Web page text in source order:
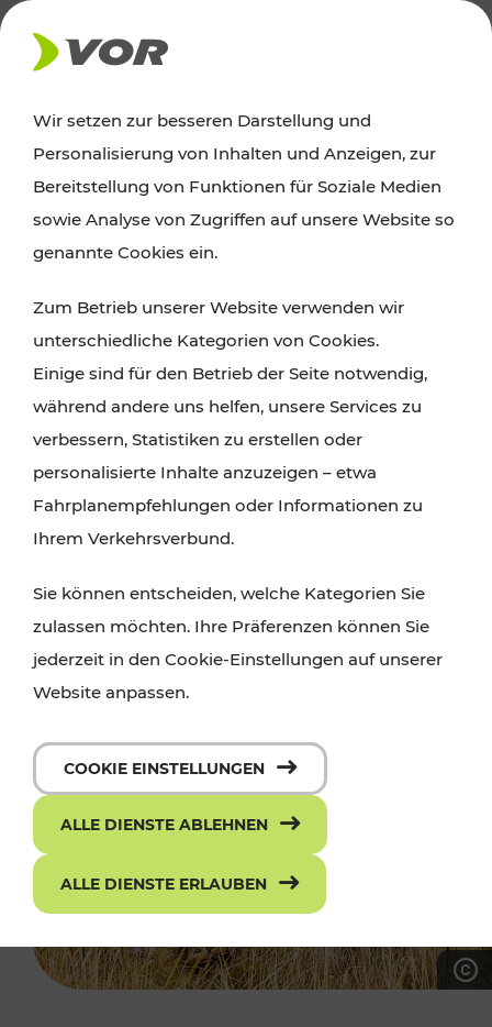
AKTUELLES
Ausflugstipps
Wien, Niederösterreich und das Burgenland
Wanderungen, Kultur und Gastronomie,
Radtouren oder purer Naturgenuss – viele
Attraktionen sind mit den Ticket- und Fahrplan-
Angeboten des VOR gut und schnell erreichbar.
Wir setzen zur besseren Darstellung und
Personalisierung von Inhalten und Anzeigen, zur
Bereitstellung von Funktionen für Soziale Medien
sowie Analyse von Zugriffen auf unsere Website so
genannte Cookies ein.
Zum Betrieb unserer Website verwenden wir
unterschiedliche Kategorien von Cookies.
Einige sind für den Betrieb der Seite notwendig,
während andere uns helfen, unsere Services zu
verbessern, Statistiken zu erstellen oder
personalisierte Inhalte anzuzeigen – etwa
Fahrplanempfehlungen oder Informationen zu
Ihrem Verkehrsverbund.
Sie können entscheiden, welche Kategorien Sie
zulassen möchten. Ihre Präferenzen können Sie
jederzeit in den Cookie-Einstellungen auf unserer
Website anpassen.
COOKIE EINSTELLUNGEN
ALLE DIENSTE ABLEHNEN
ALLE DIENSTE ERLAUBEN